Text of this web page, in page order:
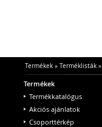
Termékek» Terméklisták»
Termékek
Termékkatalógus
Akciós ajánlatok
Csoporttérkép